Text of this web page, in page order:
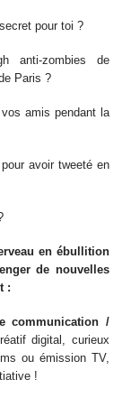
pour toi ?
anti-zombies de
Paris ?
amis pendant la
avoir tweeté en
en ébullition
de nouvelles
:
communication /
digital, curieux
ou émission TV,
!